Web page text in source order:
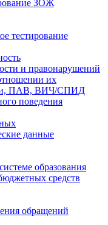
ЗОЖ
тестирование
и правонарушений
их
ПАВ, ВИЧ/СПИД
поведения
данные
образования
средств
обращений